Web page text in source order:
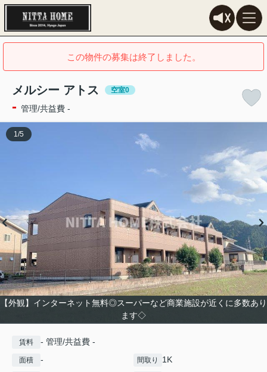
この物件の募集は終了しました。
メルシー アトス 空室0
- 管理/共益費 -
【外観】インターネット無料◎スーパーなど商業施設が近くに多数あり
ます◇
1/5
賃料 - 管理/共益費 -
面積 - 間取り 1K